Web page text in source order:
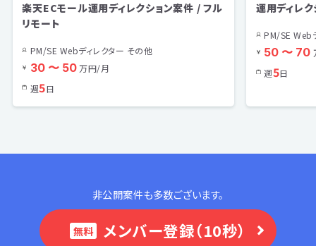
楽天ECモール運用ディレクション案件 / フル
リモート
PM/SE Webディレクター その他
30 〜 50万円/月
週5日
運用ディレ
PM/SE Web
50 〜 70
週5日
非公開案件も多数ございます。
無料 メンバー登録（10秒）